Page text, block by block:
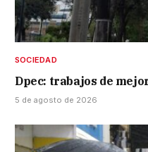
SOCIEDAD
Dpec: trabajos de
5 de agosto de 2026